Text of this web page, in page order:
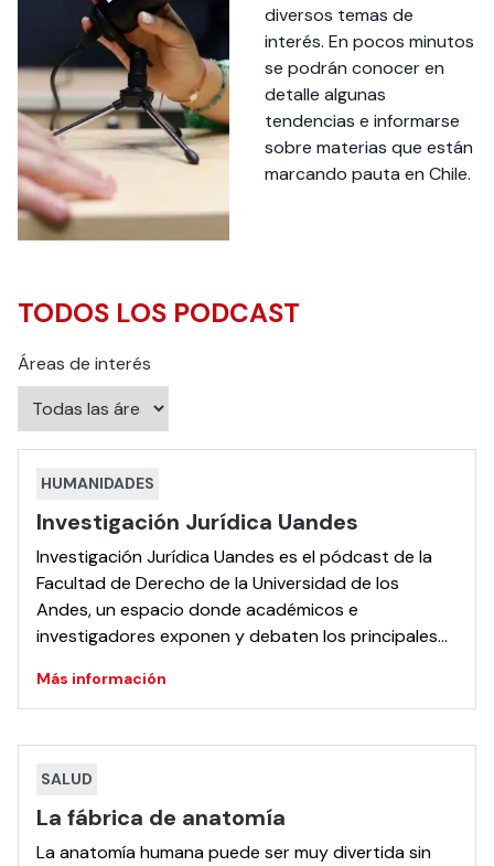
cursos
Especialidades y
estadías
Te puede
interesar:
International
students
Facultades
interesar:
vinculación con la
sociedad
Extensión Cultural
Te puede interesar:Filantropía y Donaciones
intercambio
Servicios y apoyos
Te puede
interesar:
Explora el campus
Uandes
Noticias
estudiantiles
diversos temas de
interés. En pocos minutos
se podrán conocer en
detalle algunas
tendencias e informarse
sobre materias que están
marcando pauta en Chile.
TODOS LOS PODCAST
Áreas de interés
HUMANIDADES
Investigación Jurídica Uandes
Investigación Jurídica Uandes es el pódcast de la
Facultad de Derecho de la Universidad de los
Andes, un espacio donde académicos e
investigadores exponen y debaten los principales
En un formato conversacional y riguroso, el
programa da vida a los resultados de proyectos de
investigación y publicaciones académicas,
abordando temas como […]
Más información
SALUD
La fábrica de anatomía
La anatomía humana puede ser muy divertida sin